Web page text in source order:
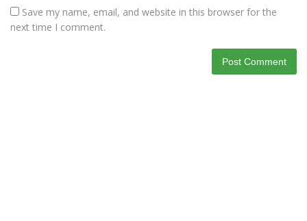
Save my name, email, and website in this browser for the
next time I comment.